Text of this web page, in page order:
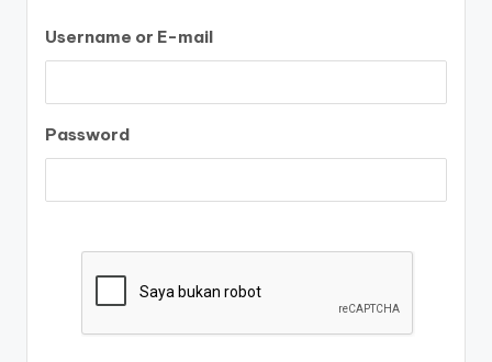
Username or E-mail
Password